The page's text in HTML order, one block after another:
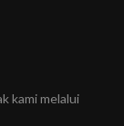
kami melalui